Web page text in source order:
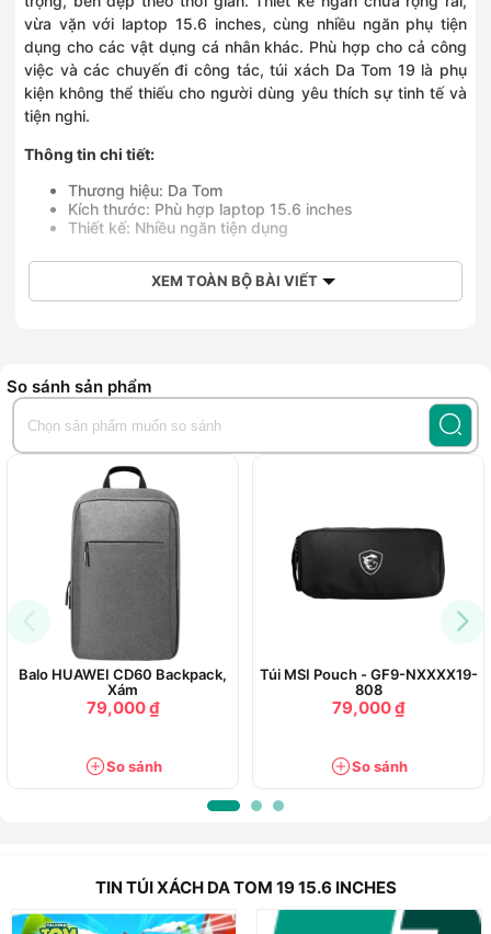
vừa vặn với laptop 15.6 inches, cùng nhiều ngăn phụ tiện
dụng cho các vật dụng cá nhân khác. Phù hợp cho cả công
việc và các chuyến đi công tác, túi xách Da Tom 19 là phụ
kiện không thể thiếu cho người dùng yêu thích sự tinh tế và
tiện nghi.
Thông tin chi tiết:
Thương hiệu: Da Tom
Kích thước: Phù hợp laptop 15.6 inches
Thiết kế: Nhiều ngăn tiện dụng
XEM TOÀN BỘ BÀI VIẾT
So sánh sản phẩm
Balo HUAWEI CD60 Backpack,
Xám
79,000 ₫
So sánh
Túi MSI Pouch - GF9-NXXXX19-
808
79,000 ₫
So sánh
TIN TÚI XÁCH DA TOM 19 15.6 INCHES